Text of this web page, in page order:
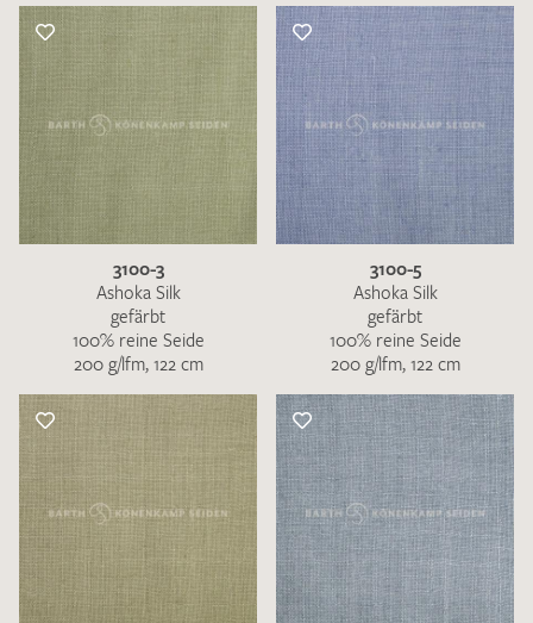
3100-3
Ashoka Silk
gefärbt
100% reine Seide
200 g/lfm, 122 cm
3100-5
Ashoka Silk
gefärbt
100% reine Seide
200 g/lfm, 122 cm